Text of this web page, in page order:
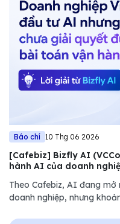
Báo chí 10 Thg 06 2026
[Cafebiz] Bizfly AI
hành AI của doanh
Theo Cafebiz, AI đang
doanh nghiệp, nhưng